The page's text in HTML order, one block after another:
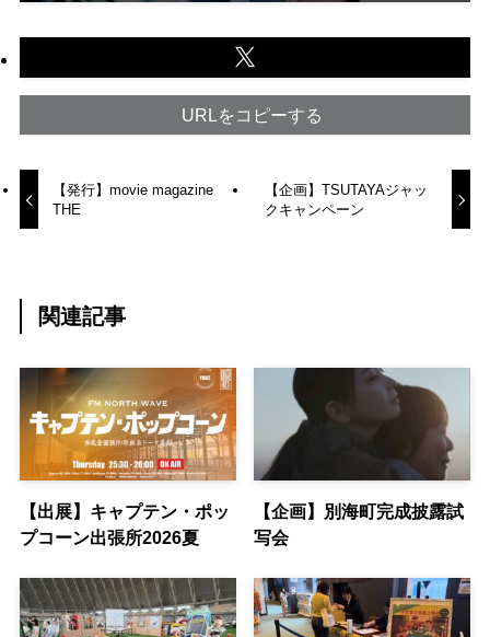
URLをコピーする
【発行】movie magazine
THE
【企画】TSUTAYAジャッ
クキャンペーン
関連記事
【出展】キャプテン・ポッ
プコーン出張所2026夏
【企画】別海町完成披露試
写会